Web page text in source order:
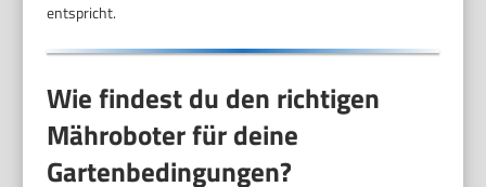
entspricht.
Wie findest du den richtigen
Mähroboter für deine
Gartenbedingungen?